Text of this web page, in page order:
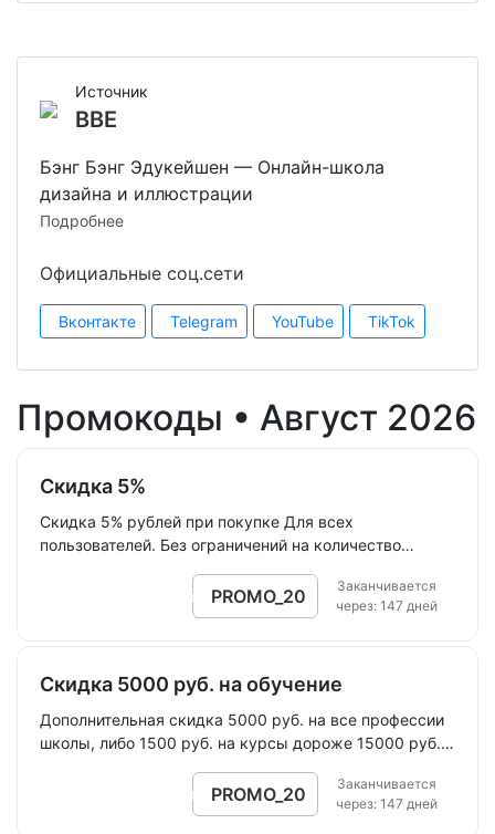
Источник
BBE
Бэнг Бэнг Эдукейшен — Онлайн-школа
дизайна и иллюстрации
Подробнее
Официальные соц.сети
Вконтакте Telegram YouTube TikTok
Промокоды • Август 2026
Скидка 5%
Скидка 5% рублей при покупке Для всех
пользователей. Без ограничений на количество
на следующие профессии и курсы: Графический
дизайнер Графический дизайнер Плюс Дизайнер
анимация) Менеджер продукта Дизайнер
дизайнер (UX/UI-дизайнер) Дизайнер интерьеров
Режиссер монтажа Режиссер монтажа Плюс
Дизайнер трехмерной графики (3D-дизайнер)
Иллюстратор Типографика: о форме и содержании
PROMO_20
Открыть промокод
Заканчивается
через: 147 дней
Скидка 5000 руб. на обучение
Дополнительная скидка 5000 руб. на все профессии
школы, либо 1500 руб. на курсы дороже 15000 руб.
PROMO_20
Открыть промокод
Заканчивается
через: 147 дней